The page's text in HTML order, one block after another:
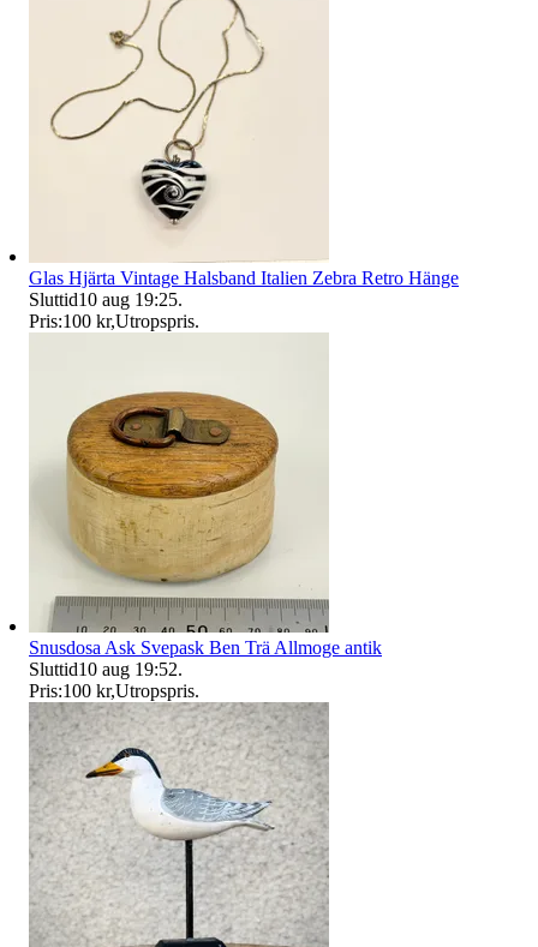
Glas Hjärta Vintage Halsband Italien Zebra Retro Hänge
Sluttid10 aug 19:25.
Pris:100 kr,Utropspris.
Snusdosa Ask Svepask Ben Trä Allmoge antik
Sluttid10 aug 19:52.
Pris:100 kr,Utropspris.